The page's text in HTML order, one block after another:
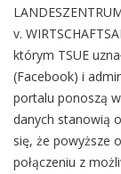
v.
którym TSUE
(Facebook) i
portalu ponoszą
danych stanowią
się, że powyższe
połączeniu z